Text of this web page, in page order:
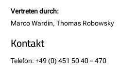
Vertreten durch:
Marco Wardin, Thomas Robowsky
Kontakt
Telefon: +49 (0) 451 50 40 – 470